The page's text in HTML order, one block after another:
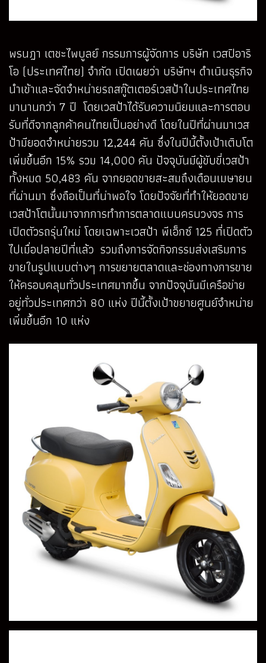
พรนฎา เตชะไพบูลย์ กรรมการผู้จัดการ บริษัท เวสปิอาริ
โอ (ประเทศไทย) จำกัด เปิดเผยว่า บริษัทฯ ดำเนินธุรกิจ
นำเข้าและจัดจำหน่ายรถสกู๊ตเตอร์เวสป้าในประเทศไทย
มานานกว่า 7 ปี โดยเวสป้าได้รับความนิยมและการตอบ
รับที่ดีจากลูกค้าคนไทยเป็นอย่างดี โดยในปีที่ผ่านมาเวส
ป้ามียอดจำหน่ายรวม 12,244 คัน ซึ่งในปีนี้ตั้งเป้าเติบโต
เพิ่มขึ้นอีก 15% รวม 14,000 คัน ปัจจุบันมีผู้ขับขี่เวสป้า
ทั้งหมด 50,483 คัน จากยอดขายสะสมถึงเดือนเมษายน
ที่ผ่านมา ซึ่งถือเป็นที่น่าพอใจ โดยปัจจัยที่ทำให้ยอดขาย
เวสป้าโตนั้นมาจากการทำการตลาดแบบครบวงจร การ
เปิดตัวรถรุ่นใหม่ โดยเฉพาะเวสป้า พีเอ็กซ์ 125 ที่เปิดตัว
ไปเมื่อปลายปีที่แล้ว รวมถึงการจัดกิจกรรมส่งเสริมการ
ขายในรูปแบบต่างๆ การขยายตลาดและช่องทางการขาย
ให้ครอบคลุมทั่วประเทศมากขึ้น จากปัจจุบันมีเครือข่าย
อยู่ทั่วประเทศกว่า 80 แห่ง ปีนี้ตั้งเป้าขยายศูนย์จำหน่าย
เพิ่มขึ้นอีก 10 แห่ง